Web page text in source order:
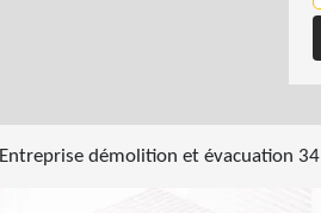
Entreprise démolition et évacuation 34